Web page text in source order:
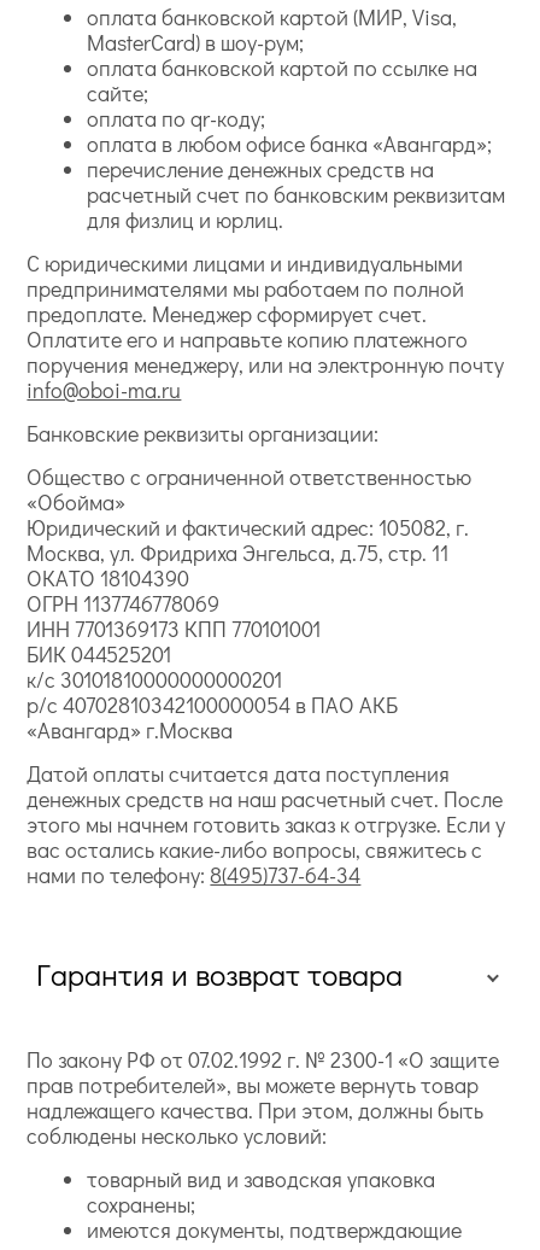
оплата банковской картой (МИР, Visa,
MasterCard) в шоу-рум;
оплата банковской картой по ссылке на
сайте;
оплата по qr-коду;
оплата в любом офисе банка «Авангард»;
перечисление денежных средств на
расчетный счет по банковским реквизитам
для физлиц и юрлиц.
С юридическими лицами и индивидуальными
предпринимателями мы работаем по полной
предоплате. Менеджер сформирует счет.
Оплатите его и направьте копию платежного
поручения менеджеру, или на электронную почту
info@oboi-ma.ru
Банковские реквизиты организации:
Общество с ограниченной ответственностью
«Обойма»
Юридический и фактический адрес: 105082, г.
Москва, ул. Фридриха Энгельса, д.75, стр. 11
ОКАТО 18104390
ОГРН 1137746778069
ИНН 7701369173 КПП 770101001
БИК 044525201
к/с 30101810000000000201
р/с 40702810342100000054 в ПАО АКБ
«Авангард» г.Москва
Датой оплаты считается дата поступления
денежных средств на наш расчетный счет. После
этого мы начнем готовить заказ к отгрузке. Если у
вас остались какие-либо вопросы, свяжитесь с
нами по телефону: 8(495)737-64-34
Гарантия и возврат товара
По закону РФ от 07.02.1992 г. № 2300-1 «О защите
прав потребителей», вы можете вернуть товар
надлежащего качества. При этом, должны быть
соблюдены несколько условий:
товарный вид и заводская упаковка
сохранены;
имеются документы, подтверждающие